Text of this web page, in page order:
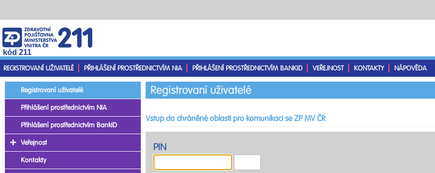
kód 211
REGISTROVANÍ UŽIVATELÉ
PŘIHLÁŠENÍ PROSTŘEDNICTVÍM NIA PŘIHLÁŠENÍ PROSTŘEDNICTVÍM BANKID VEŘEJNOST KONTAKTY NÁPOVĚDA
Registrovaní uživatelé
Vstup do chráněné oblasti pro komunikaci se ZP MV ČR
PIN
Registrovaní uživatelé
Přihlášení prostřednictvím NIA
Přihlášení prostřednictvím BankID
Veřejnost
Kontakty